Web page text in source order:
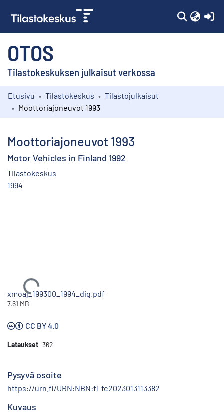
OTOS
Tilastokeskuksen julkaisut verkossa
Kokoelmat
Etusivu Tilastokeskus
Tilastojulkaisut
Moottoriajoneuvot 1993
Moottoriajoneuvot 1993
Motor Vehicles in Finland 1992
Tilastokeskus
1994
Ladataan...
xmoaj_199300_1994_dig.pdf
7.61 MB
CC BY 4.0
Lataukset 362
Pysyvä osoite
https://urn.fi/URN:NBN:fi-fe2023013113382
Kuvaus